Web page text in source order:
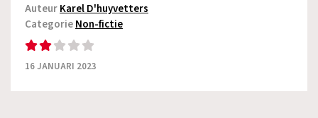
AuteurKarel D'huyvetters
CategorieNon-fictie
16 JANUARI 2023